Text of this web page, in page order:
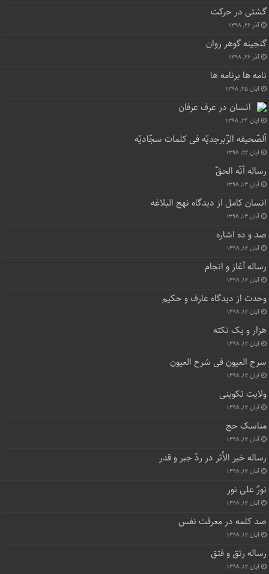
گشتی در حرکت
آذر ۲۶, ۱۳۹۸
گنجینه گوهر روان
آذر ۲۶, ۱۳۹۸
نامه ها برنامه ها
آبان ۲۵, ۱۳۹۸
انسان در عرف عرفان
آبان ۲۴, ۱۳۹۸
ألصّحیفه الزّبرجدیّه فی کلمات سجّادیّه
آبان ۲۲, ۱۳۹۸
رساله أنّه الحقّ
آبان ۱۳, ۱۳۹۸
انسان کامل از دیدگاه نهج البلاغه
آبان ۱۳, ۱۳۹۸
صد و ده اشاره
آبان ۱۲, ۱۳۹۸
رساله آغاز و انجام
آبان ۱۲, ۱۳۹۸
وحدت از دیدگاه عارف و حکیم
آبان ۱۲, ۱۳۹۸
هزار و یک نکته
آبان ۱۲, ۱۳۹۸
سرح العیون فی شرح العیون
آبان ۱۲, ۱۳۹۸
ولایت تکوینی
آبان ۱۲, ۱۳۹۸
مناسک حج
آبان ۱۲, ۱۳۹۸
رساله خیر الأثر در ردّ جبر و قدر
آبان ۱۲, ۱۳۹۸
نورٌ علی نور
آبان ۱۲, ۱۳۹۸
صد کلمه در معرفت نفس
آبان ۱۲, ۱۳۹۸
رساله رتق و فتق
آبان ۱۲, ۱۳۹۸